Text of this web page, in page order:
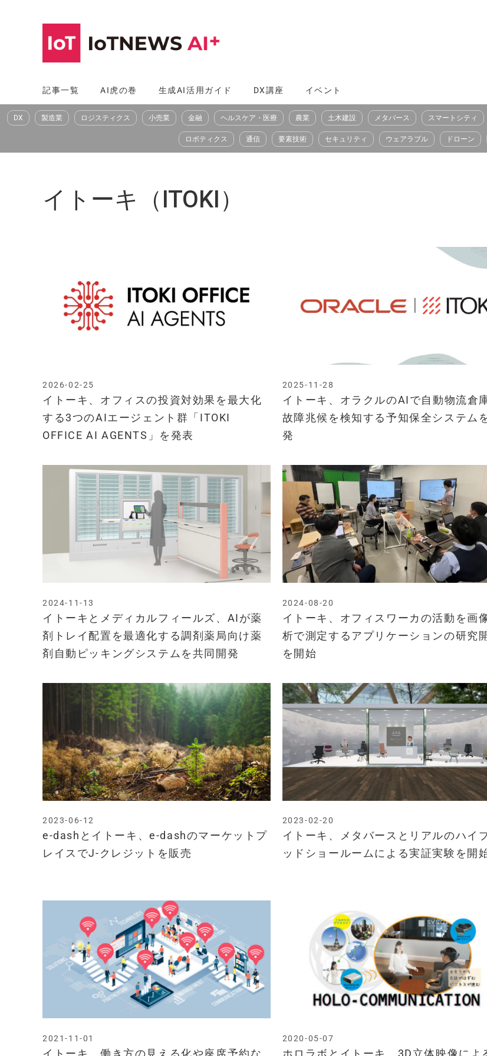
へ
ス
記事一覧 AI虎の巻 生成AI活用ガイド DX講座 イベント
DX 製造業 ロジスティクス 小売業 金融 ヘルスケア・医療 農業 土木建設 メタバース スマートシティ
ロボティクス 通信 要素技術 セキュリティ ウェアラブル ドローン
イトーキ（ITOKI）
イトーキ、オフィスの投資対効果を最大化
する3つのAIエージェント群「ITOKI
OFFICE AI AGENTS」を発表
2026-02-25
イトーキ、オラクルのAIで自動物流倉
故障兆候を検知する予知保全システム
発
2025-11-28
イトーキとメディカルフィールズ、AIが薬
剤トレイ配置を最適化する調剤薬局向け薬
剤自動ピッキングシステムを共同開発
2024-11-13
イトーキ、オフィスワーカの活動を画
析で測定するアプリケーションの研究
を開始
2024-08-20
e-dashとイトーキ、e-dashのマーケットプ
レイスでJ-クレジットを販売
2023-06-12
イトーキ、メタバースとリアルのハイ
ッドショールームによる実証実験を開
2023-02-20
イトーキ、働き方の見える化や座席予約な
2021-11-01
ホロラボとイトーキ、3D立体映像によ
2020-05-07